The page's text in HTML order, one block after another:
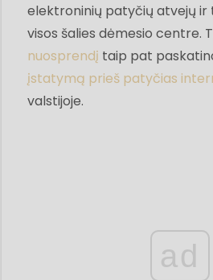
elektroninių patyčių atvejų ir
visos šalies dėmesio centre.
nuosprendį taip pat
įstatymą prieš patyčias
valstijoje.
ad